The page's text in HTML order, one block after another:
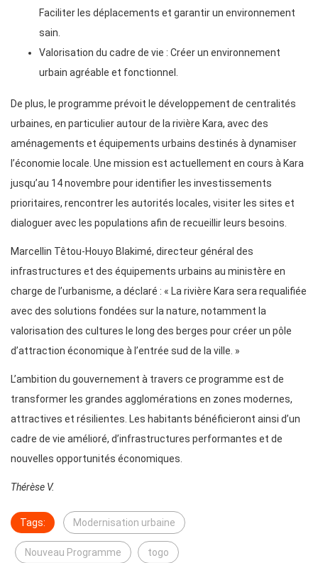
Faciliter les déplacements et garantir un environnement
sain.
Valorisation du cadre de vie : Créer un environnement
urbain agréable et fonctionnel.
De plus, le programme prévoit le développement de centralités
urbaines, en particulier autour de la rivière Kara, avec des
aménagements et équipements urbains destinés à dynamiser
l’économie locale. Une mission est actuellement en cours à Kara
jusqu’au 14 novembre pour identifier les investissements
prioritaires, rencontrer les autorités locales, visiter les sites et
dialoguer avec les populations afin de recueillir leurs besoins.
Marcellin Têtou-Houyo Blakimé, directeur général des
infrastructures et des équipements urbains au ministère en
charge de l’urbanisme, a déclaré : « La rivière Kara sera requalifiée
avec des solutions fondées sur la nature, notamment la
valorisation des cultures le long des berges pour créer un pôle
d’attraction économique à l’entrée sud de la ville. »
L’ambition du gouvernement à travers ce programme est de
transformer les grandes agglomérations en zones modernes,
attractives et résilientes. Les habitants bénéficieront ainsi d’un
cadre de vie amélioré, d’infrastructures performantes et de
nouvelles opportunités économiques.
Thérèse V.
Tags: Modernisation urbaine
Nouveau Programme togo